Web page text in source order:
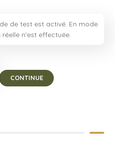
de test est activé. En mode
n’est effectuée.
CONTINUE